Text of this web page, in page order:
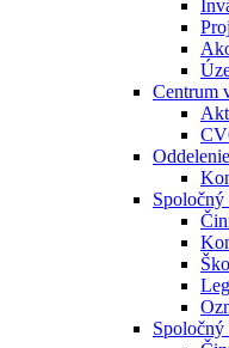
Centrum
Spoločný
Spoločný